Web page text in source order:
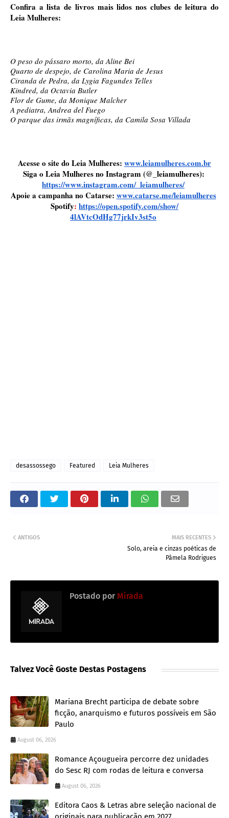
Confira a lista de livros mais lidos nos clubes de leitura do
Leia Mulheres:
O peso do pássaro morto, da Aline Bei
Quarto de despejo, de Carolina Maria de Jesus
Ciranda de Pedra, da Lygia Fagundes Telles
Kindred, da Octavia Butler
Flor de Gume, da Monique Malcher
A pediatra, Andrea del Fuego
O parque das irmãs magníficas, da Camila Sosa Villada
Acesse o site do Leia Mulheres: www.leiamulheres.com.br
https://www.instagram.com/_ leiamulheres/
Apoie a campanha no Catarse: www.catarse.me/leiamulheres
Spotify: https://open.spotify.com/show/
4lAVtcOdHg77jrkIv3st5o
desassossego Featured Leia Mulheres
MAIS RECENTES
Solo, areia e cinzas poéticas de
Pâmela Rodrigues
ANTIGOS
Postado por Mirada
Talvez Você Goste Destas Postagens
Mariana Brecht participa de debate sobre
ficção, anarquismo e futuros possíveis em São
Paulo
August 06, 2026
Romance Açougueira percorre dez unidades
do Sesc RJ com rodas de leitura e conversa
August 06, 2026
Editora Caos & Letras abre seleção nacional de